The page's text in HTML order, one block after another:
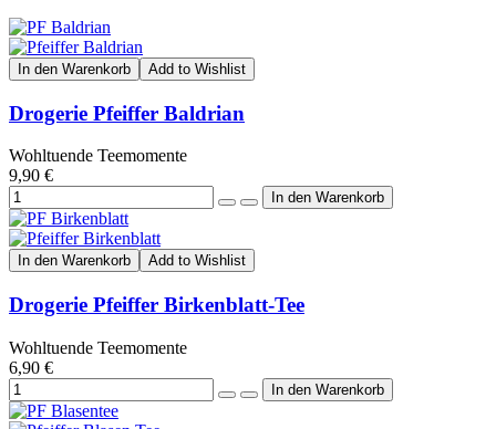
In den Warenkorb Add to Wishlist
Drogerie Pfeiffer Baldrian
Wohltuende Teemomente
9,90 €
In den Warenkorb Add to Wishlist
Drogerie Pfeiffer Birkenblatt-Tee
Wohltuende Teemomente
6,90 €